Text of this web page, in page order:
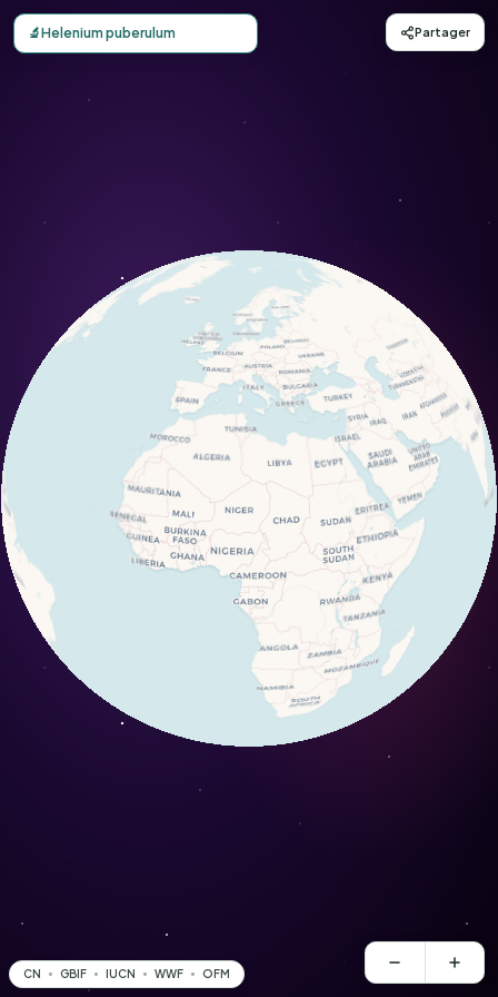
Carte d'observation du Helenium puberulum (Helenium
🔬Helenium puberulum Partager
CN GBIF IUCN WWF OFM